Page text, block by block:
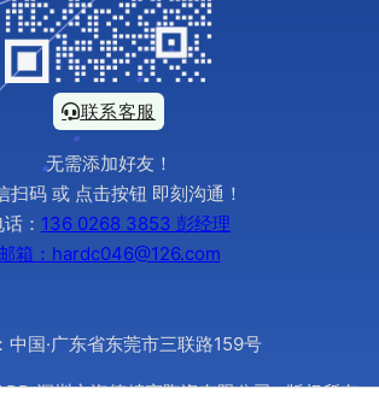
联系客服
无需添加好友！
扫码 或 点击按钮 即刻沟通！
： 136 0268 3853 彭经理
邮箱：hardc046@126.com
中国·广东省东莞市三联路159号